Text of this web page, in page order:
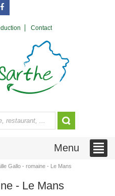
Contact
Menu
Gallo - romaine - Le Mans
- Le Mans